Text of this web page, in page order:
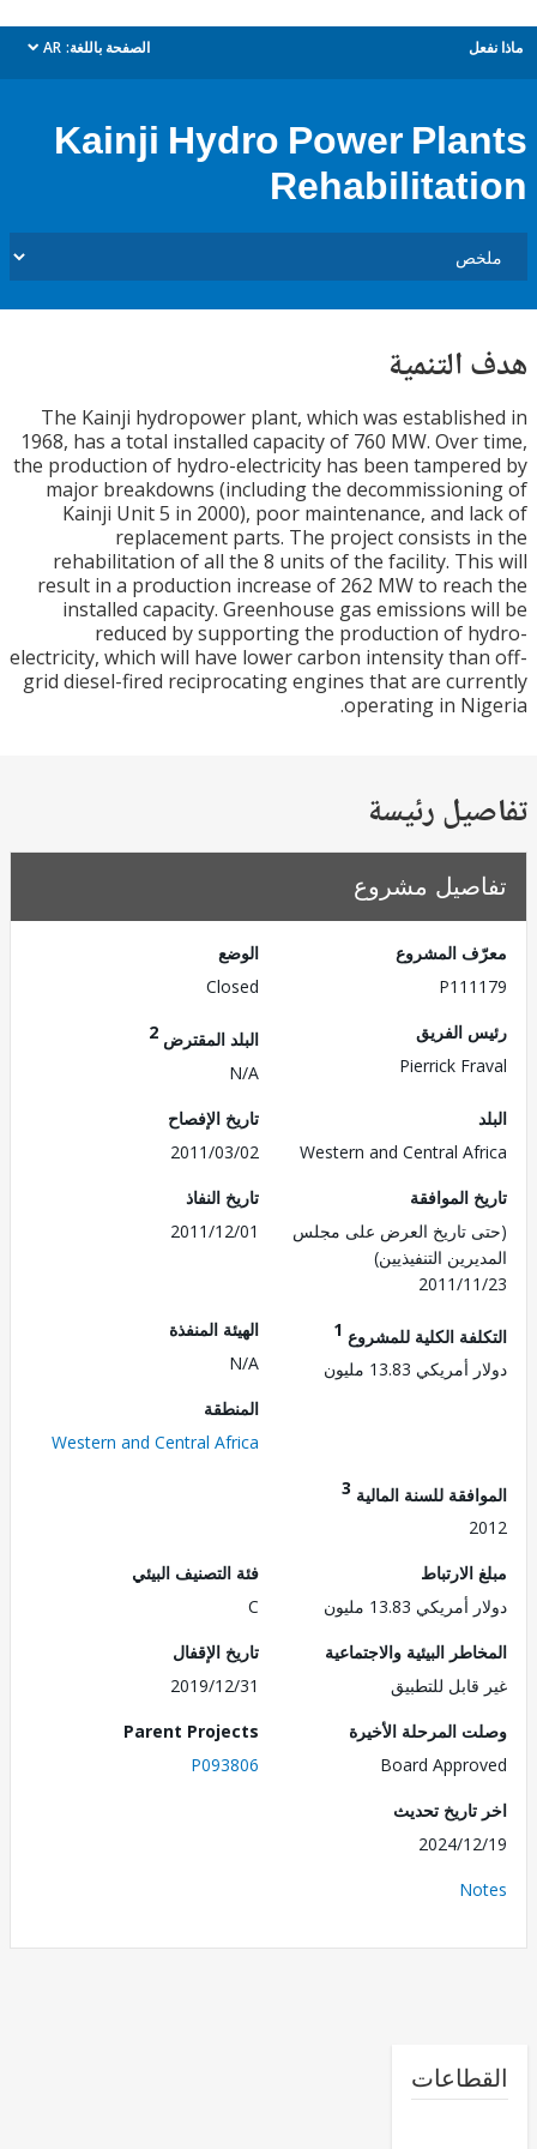
الصفحة باللغة: AR
dropdown
Kainji Hydro Power
The Kainji hydropower plant, which was
1968, has a total installed capacity of 760 MW.
the production of hydro-electricity has been
major breakdowns (including the
Kainji Unit 5 in 2000), poor maintenance, and
replacement parts. The project consists
rehabilitation of all the 8 units of the facility.
result in a production increase of 262 MW to
installed capacity. Greenhouse gas emissions
reduced by supporting the production of
electricity, which will have lower carbon intensity
grid diesel-fired reciprocating engines that are
operating in
رئيسة
مشروع
المشروع
الفريق
Pierrick
البلد المقترض
Western and Central
تاريخ الإفصاح
2011/03/02
الموافقة
تاريخ العرض على مجلس
التنفيذيين)
2011/
تاريخ النفاذ
2011/12/01
الكلية للمشروع1
13.83 مليون
الهيئة المنفذة
Western and Central Africa
للسنة المالية3
13.83 مليون
فئة التصنيف البيئي
البيئية والاجتماعية
للتطبيق
تاريخ الإقفال
2019/12/31
المرحلة الأخيرة
Board
Parent Projects
P093806
تحديث
2024/